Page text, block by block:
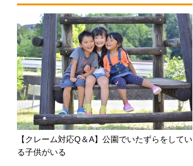
【クレーム対応Q＆A】公園でいたずらをしてい
る子供がいる